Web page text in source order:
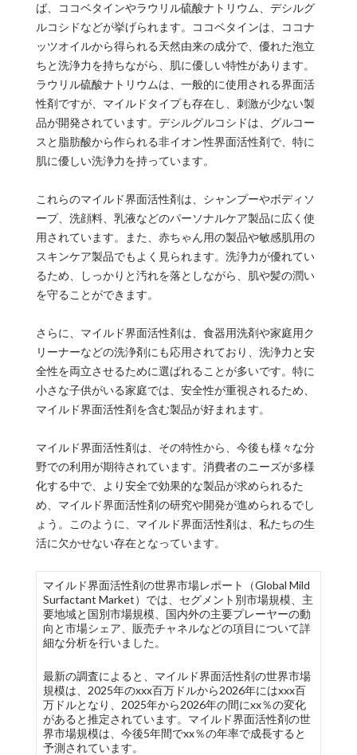
ば、ココベタインやラウリル硫酸ナトリウム、デシルグ
ルコシドなどが挙げられます。ココベタインは、ココナ
ッツオイルから得られる天然由来の成分で、優れた泡立
ちと洗浄力を持ちながら、肌に優しい特性があります。
ラウリル硫酸ナトリウムは、一般的に使用される界面活
性剤ですが、マイルドタイプも存在し、刺激が少ない製
品が開発されています。デシルグルコシドは、グルコー
スと脂肪酸から作られる非イオン性界面活性剤で、特に
肌に優しい洗浄力を持っています。
これらのマイルド界面活性剤は、シャンプーやボディソ
ープ、洗顔料、乳液などのパーソナルケア製品に広く使
用されています。また、赤ちゃん用の製品や敏感肌用の
スキンケア製品でもよく見られます。洗浄力が優れてい
るため、しっかりと汚れを落としながら、肌や髪の潤い
を守ることができます。
さらに、マイルド界面活性剤は、食器用洗剤や家庭用ク
リーナーなどの洗浄剤にも応用されており、洗浄力と安
全性を両立させるために選ばれることが多いです。特に
小さな子供がいる家庭では、安全性が重視されるため、
マイルド界面活性剤を含む製品が好まれます。
マイルド界面活性剤は、その特性から、今後も様々な分
野での利用が期待されています。消費者のニーズが多様
化する中で、より安全で効果的な製品が求められるた
め、マイルド界面活性剤の研究や開発が進められるでし
ょう。このように、マイルド界面活性剤は、私たちの生
活に欠かせない存在となっています。
マイルド界面活性剤の世界市場レポート（Global Mild
Surfactant Market）では、セグメント別市場規模、主
要地域と国別市場規模、国内外の主要プレーヤーの動
向と市場シェア、販売チャネルなどの項目について詳
細な分析を行いました。
最新の調査によると、マイルド界面活性剤の世界市場
規模は、2025年のxxx百万ドルから2026年にはxxx百
万ドルとなり、2025年から2026年の間にxx％の変化
があると推定されています。マイルド界面活性剤の世
界市場規模は、今後5年間でxx％の年率で成長すると
予測されています。